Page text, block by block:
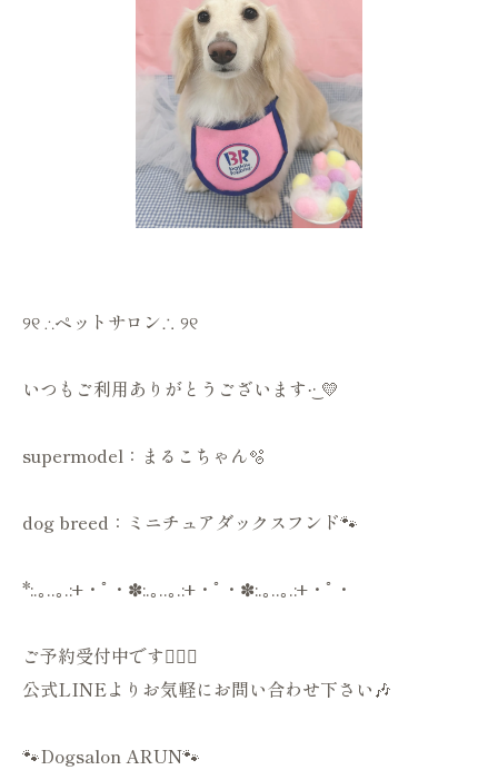
୨୧ ∴ペットサロン∴ ୨୧
いつもご利用ありがとうございます·͜· 💛
supermodel：まるこちゃん🫧
dog breed：ミニチュアダックスフンド🐾
*:.｡..｡.:+・ﾟ・✽:.｡..｡.:+・ﾟ・✽:.｡..｡.:+・ﾟ・
ご予約受付中です💁🏻‍♀️
公式LINEよりお気軽にお問い合わせ下さい🎶
🐾Dogsalon ARUN🐾